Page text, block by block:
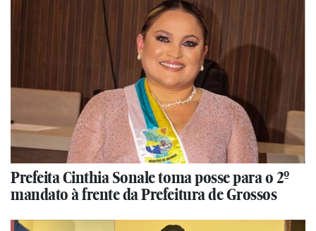
Prefeita Cinthia Sonale toma posse para o 2º
mandato à frente da Prefeitura de Grossos